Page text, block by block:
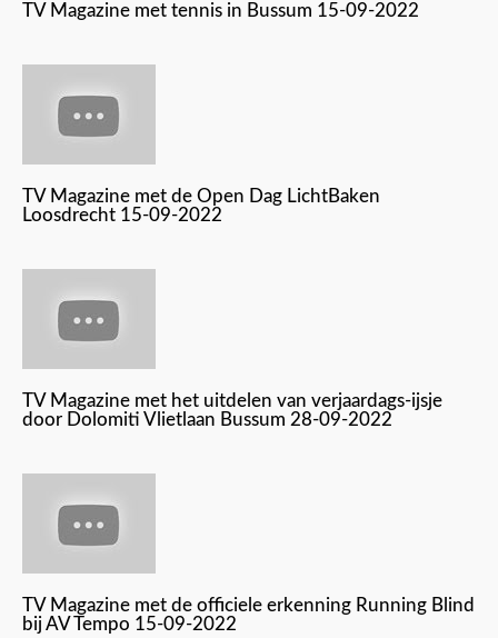
TV Magazine met tennis in Bussum 15-09-2022
TV Magazine met de Open Dag LichtBaken
Loosdrecht 15-09-2022
TV Magazine met het uitdelen van verjaardags-ijsje
door Dolomiti Vlietlaan Bussum 28-09-2022
TV Magazine met de officiele erkenning Running Blind
bij AV Tempo 15-09-2022